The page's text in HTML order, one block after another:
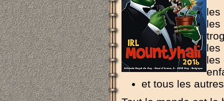
les
les
les
les
et tous les autres